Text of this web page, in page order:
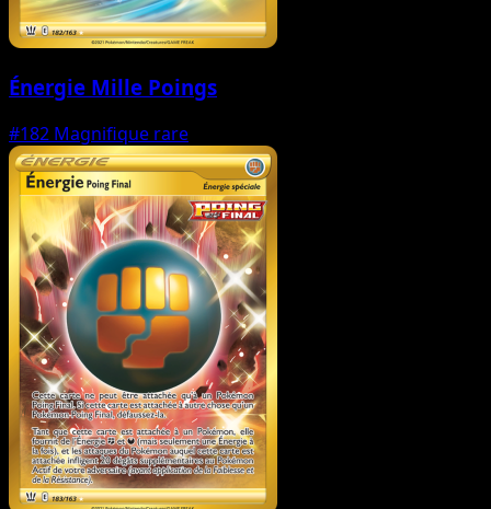
Énergie Mille Poings
#182 Magnifique rare